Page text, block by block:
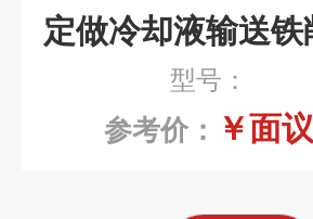
型号：
参考价： ￥面议